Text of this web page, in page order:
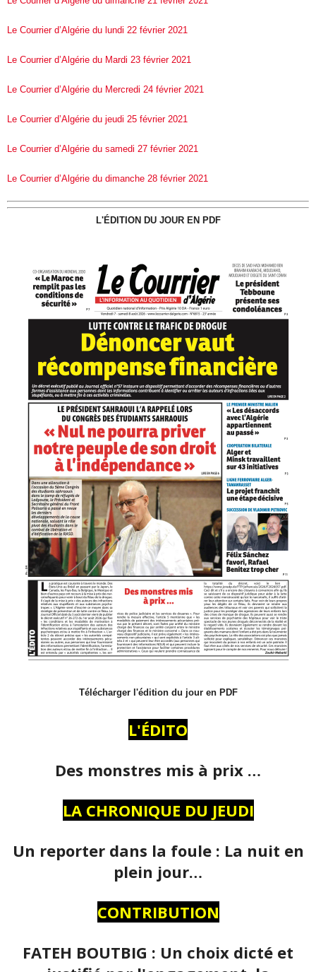
Le Courrier d’Algérie du lundi 22 février 2021
Le Courrier d’Algérie du Mardi 23 février 2021
Le Courrier d’Algérie du Mercredi 24 février 2021
Le Courrier d’Algérie du jeudi 25 février 2021
Le Courrier d’Algérie du samedi 27 février 2021
Le Courrier d’Algérie du dimanche 28 février 2021
L'ÉDITION DU JOUR EN PDF
Télécharger l'édition du jour en PDF
L'ÉDITO
Des monstres mis à prix …
LA CHRONIQUE DU JEUDI
Un reporter dans la foule : La nuit en
plein jour…
CONTRIBUTION
FATEH BOUTBIG : Un choix dicté et